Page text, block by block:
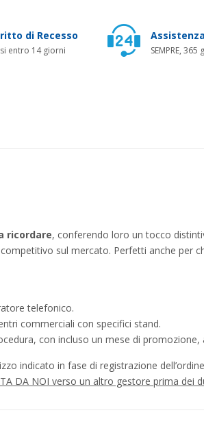
di Recesso
entro 14 giorni SEMPRE, 365
ricordare, conferendo loro un tocco
sul mercato. Perfetti anche per
telefonico.
commerciali con specifici stand.
con incluso un mese di promozione,
indicato in fase di registrazione
DA NOI verso un altro gestore prima dei